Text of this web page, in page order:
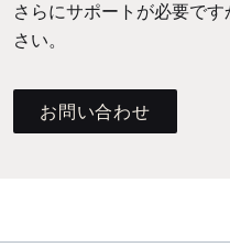
さらにサポートが必要で
さい。
お問い合わせ